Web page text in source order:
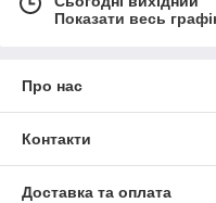
Показати весь
Про нас
Контакти
Доставка та оплата